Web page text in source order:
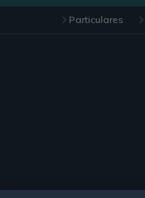
Particulares